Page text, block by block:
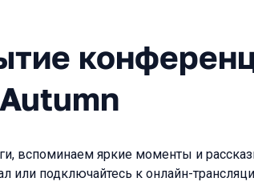
конференции
вспоминаем яркие моменты и
или подключайтесь к онлайн-